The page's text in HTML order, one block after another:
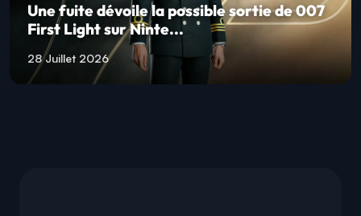
Une fuite dévoile la possible sortie de 007
First Light sur Ninte...
28 Juillet 2026